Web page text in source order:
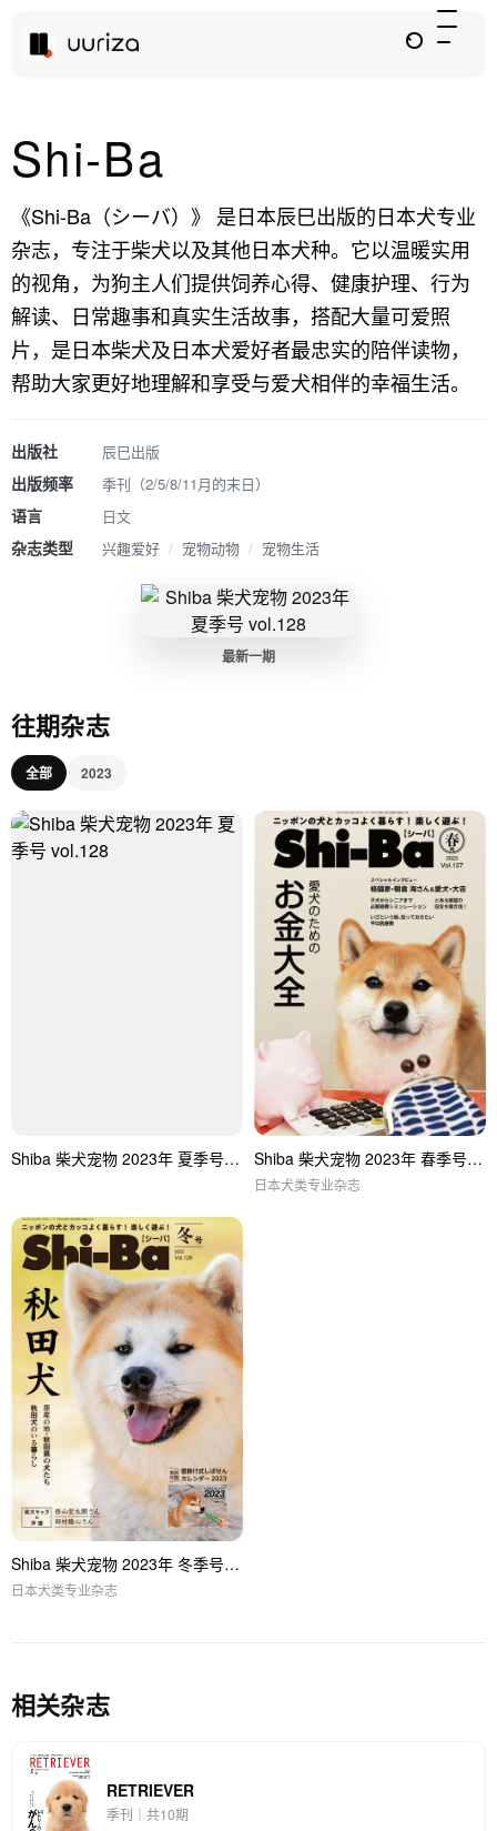
Shi-Ba
《Shi-Ba（シーバ）》 是日本辰巳出版的日本犬专业
杂志，专注于柴犬以及其他日本犬种。它以温暖实用
的视角，为狗主人们提供饲养心得、健康护理、行为
解读、日常趣事和真实生活故事，搭配大量可爱照
片，是日本柴犬及日本犬爱好者最忠实的陪伴读物，
帮助大家更好地理解和享受与爱犬相伴的幸福生活。
出版社 辰巳出版
出版频率 季刊（2/5/8/11月的末日）
语言 日文
杂志类型 兴趣爱好 / 宠物动物 / 宠物生活
最新一期
往期杂志
全部 2023
Shiba 柴犬宠物 2023年 夏季号 vol.128 Shiba 柴犬宠物 2023年 春季号 vol.127
日本犬类专业杂志
Shiba 柴犬宠物 2023年 冬季号 vol.126
日本犬类专业杂志
相关杂志
RETRIEVER
季刊｜共10期